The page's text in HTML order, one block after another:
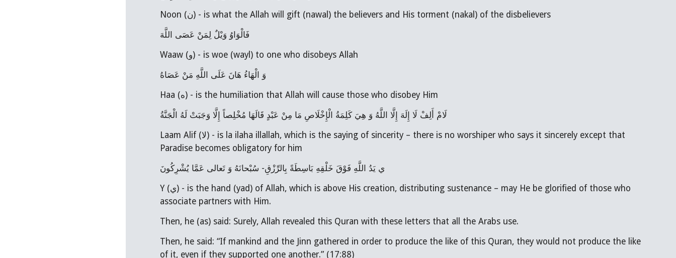
Noon (ن) - is what the Allah will gift (nawal) the believers and His torment (nakal) of the disbelievers
فَالْوَاوُ وَيْلٌ لِمَنْ عَصَى اللَّهَ
Waaw (و) - is woe (wayl) to one who disobeys Allah
وَ الْهَاءُ هَانَ عَلَى اللَّهِ مَنْ عَصَاهُ
Haa (ه) - is the humiliation that Allah will cause those who disobey Him
لَامْ أَلِفْ لَا إِلَهَ إِلَّا اللَّهُ وَ هِيَ كَلِمَةُ الْإِخْلَاصِ مَا مِنْ عَبْدٍ قَالَهَا مُخْلِصاً إِلَّا وَجَبَتْ لَهُ الْجَنَّةُ
Laam Alif (لا) - is la ilaha illallah, which is the saying of sincerity – there is no worshiper who says it sincerely except that
Paradise becomes obligatory for him
ي يَدُ اللَّهِ فَوْقَ خَلْقِهِ بَاسِطَةً بِالرِّزْقِ- سُبْحانَهُ وَ تَعالى‏ عَمَّا يُشْرِكُونَ‏
Y (ي) - is the hand (yad) of Allah, which is above His creation, distributing sustenance – may He be glorified of those who
associate partners with Him.
Then, he (as) said: Surely, Allah revealed this Quran with these letters that all the Arabs use.
Then, he said: “If mankind and the Jinn gathered in order to produce the like of this Quran, they would not produce the like
of it, even if they supported one another.” (17:88)